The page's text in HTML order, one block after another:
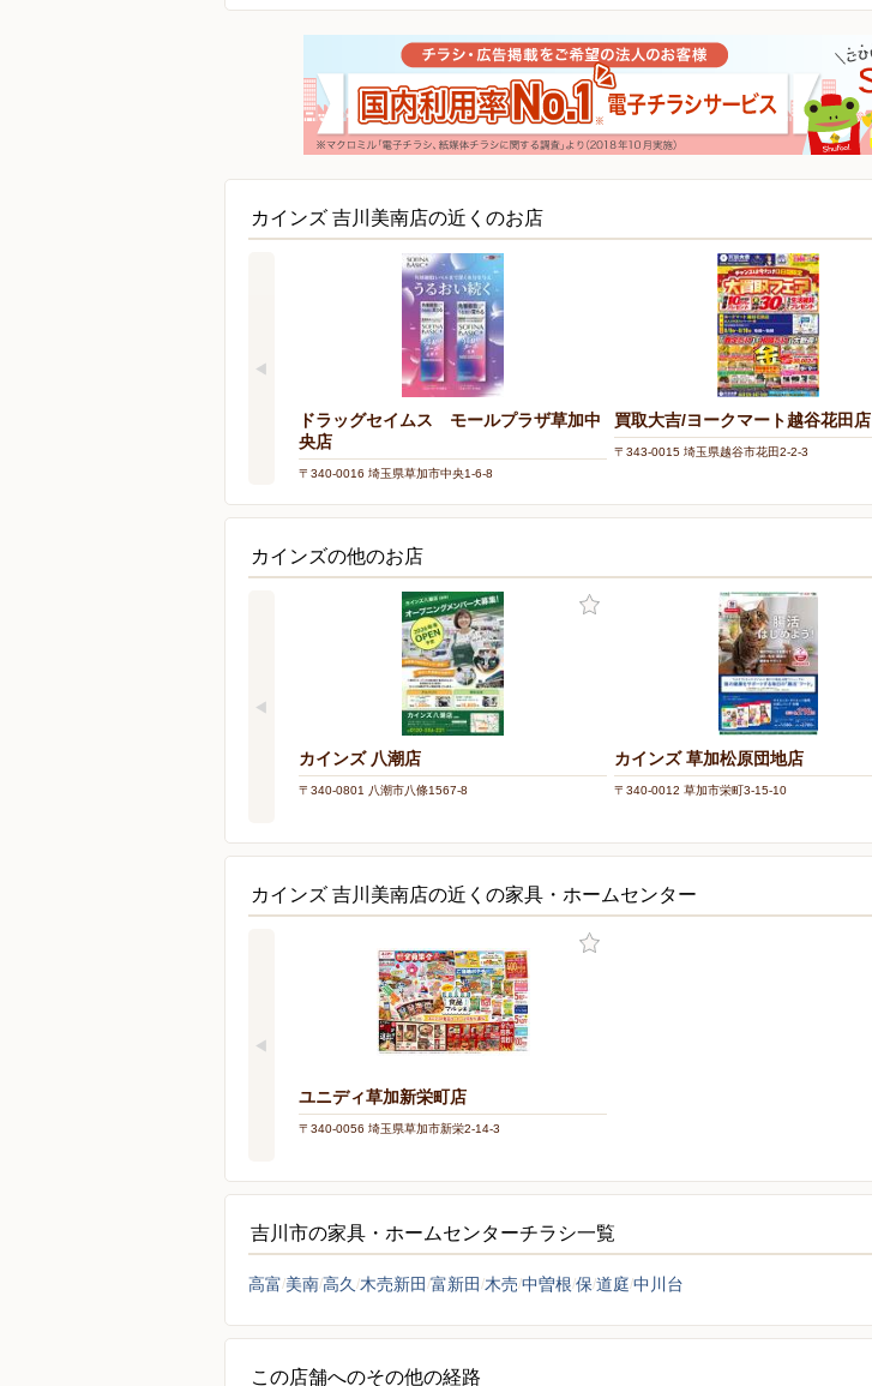
カインズ 吉川美南店の近くのお店
ドラッグセイムス モールプラザ草加中
央店
〒340-0016 埼玉県草加市中央1-6-8
買取大吉/ヨークマート越谷花田店
〒343-0015 埼玉県越谷市花田2-2-3
カインズの他のお店
カインズ 八潮店
〒340-0801 八潮市八條1567-8
カインズ 草加松原団地店
〒340-0012 草加市栄町3-15-10
カインズ 吉川美南店の近くの家具・ホームセンター
ユニディ草加新栄町店
〒340-0056 埼玉県草加市新栄2-14-3
吉川市の家具・ホームセンターチラシ一覧
高富 美南高久 木売新田 富新田 木売 中曽根 保 道庭 中川台
この店舗へのその他の経路